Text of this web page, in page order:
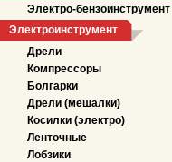
Электро-
Электроинструмент
Дрели
Компрессоры
Болгарки
Дрели (мешалки)
Косилки (электро)
Ленточные
Лобзики